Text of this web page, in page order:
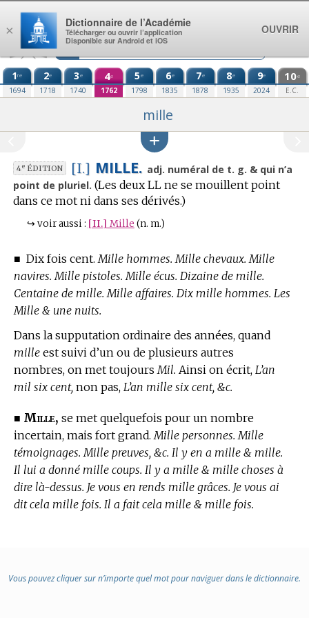
Aller au contenu
1re
1694
2e
1718
3e
1740
4e
1762
5e
1798
6e
1835
7e
1878
8e
1935
9e
2024
10e
E.C.
mille
4eÉDITION [I.] MILLE. adj. numéral de t. g. & qui n’a
point de pluriel. (Les deux LL ne se mouillent point
dans ce mot ni dans ses dérivés.)
↪ voir aussi : [II.] Mille (n. m.)
■ Dix fois cent. Mille hommes. Mille chevaux. Mille
navires. Mille pistoles. Mille écus. Dizaine de mille.
Centaine de mille. Mille affaires. Dix mille hommes. Les
Mille & une nuits.
Dans la supputation ordinaire des années, quand
mille est suivi d’un ou de plusieurs autres
nombres, on met toujours Mil. Ainsi on écrit, L’an
mil six cent, non pas, L’an mille six cent, &c.
■ Mille, se met quelquefois pour un nombre
incertain, mais fort grand. Mille personnes. Mille
témoignages. Mille preuves, &c. Il y en a mille & mille.
Il lui a donné mille coups. Il y a mille & mille choses à
dire là-dessus. Je vous en rends mille grâces. Je vous ai
dit cela mille fois. Il a fait cela mille & mille fois.
Vous pouvez cliquer sur n’importe quel mot pour naviguer dans le dictionnaire.
×
Dictionnaire de l’Académie
Télécharger ou ouvrir l’application
Disponible sur Android et iOS
OUVRIR